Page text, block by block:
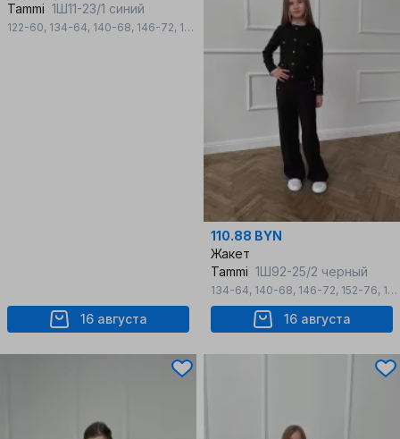
Tammi 1Ш11-23/1 синий
122-60, 134-64, 140-68, 146-72, 152-76
16 августа
110.88 BYN
Жакет
Tammi 1Ш92-25/2 черный
134-64, 140-68, 146-72, 152-76, 158-80
16 августа